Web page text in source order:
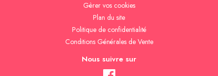
Gèrer vos cookies
Plan du site
Politique de confidentialité
Conditions Générales de Vente
Nous suivre sur